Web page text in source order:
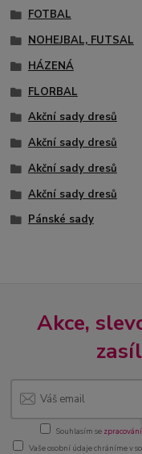
FOTBAL
NOHEJBAL, FUTSAL
HÁZENÁ
FLORBAL
Akční sady dresů
Akční sady dresů
Akční sady dresů
Akční sady dresů
Pánské sady
Akce,
Souhlasím se
Vaše osobní údaje chráníme v